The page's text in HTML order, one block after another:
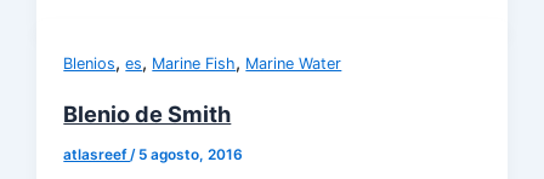
Blenios,es, Marine Fish, Marine Water
Blenio de Smith
atlasreef/ 5 agosto, 2016